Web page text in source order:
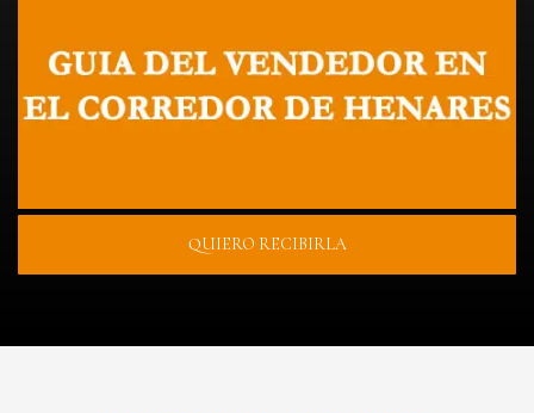
QUIERO RECIBIRLA